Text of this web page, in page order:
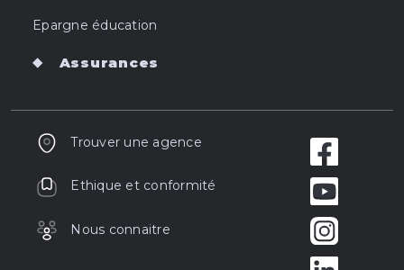
Epargne éducation
Assurances
Trouver une agence
Ethique et conformité
Nous connaitre